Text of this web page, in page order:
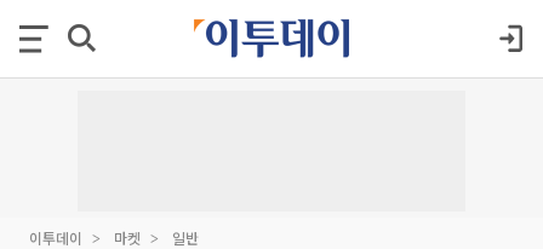
이투데이 마켓 일반